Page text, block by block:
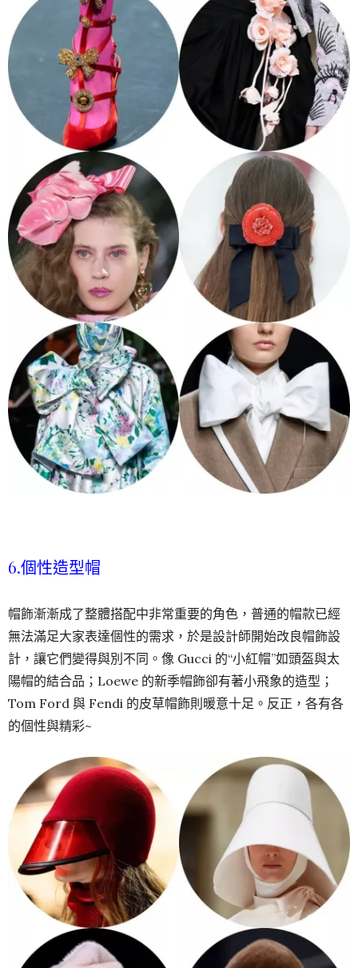
6.個性造型帽
帽飾漸漸成了整體搭配中非常重要的角色，普通的帽款已經
無法滿足大家表達個性的需求，於是設計師開始改良帽飾設
計，讓它們變得與別不同。像 Gucci 的“小紅帽”如頭盔與太
陽帽的結合品；Loewe 的新季帽飾卻有著小飛象的造型；
Tom Ford 與 Fendi 的皮草帽飾則暖意十足。反正，各有各
的個性與精彩~